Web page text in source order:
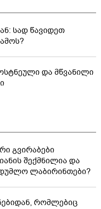
სად წავიდეთ
და მწვანილი
გვირაბები
შექმნილია და
ლაბირინთები?
რომლებიც